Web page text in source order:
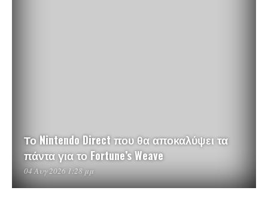
Το Nintendo Direct που θα αποκαλύψει τα
πάντα για το Fortune’s Weave
04 Αυγ 2026 1:28 μμ